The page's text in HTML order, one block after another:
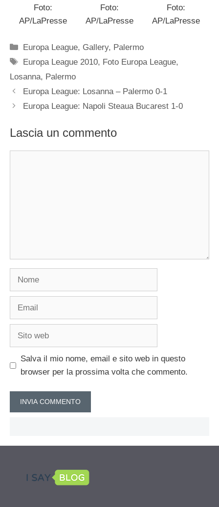
Foto:
AP/LaPresse
Foto:
AP/LaPresse
Foto:
AP/LaPresse
Categorie
Europa League, Gallery, Palermo
Tag
Europa League 2010, Foto Europa League,
Losanna, Palermo
Europa League: Losanna – Palermo 0-1
Europa League: Napoli Steaua Bucarest 1-0
Lascia un commento
Nome
Email
Sito
Salva il mio nome, email e sito web in questo
browser per la prossima volta che commento.